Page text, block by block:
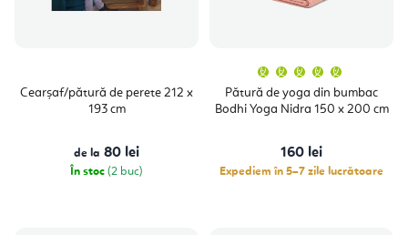
Cearșaf/pătură de perete 212 x
193 cm
de la 80 lei
În stoc (2 buc)
Pătură de yoga din bumbac
Bodhi Yoga Nidra 150 x 200 cm
a
este
160 lei
Expediem în 5–7 zile lucrătoare